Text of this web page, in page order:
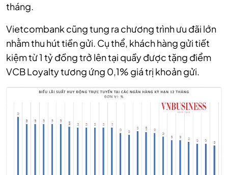
tháng.
Vietcombank cũng tung ra chương trình ưu đãi lớn
nhằm thu hút tiền gửi. Cụ thể, khách hàng gửi tiết
kiệm từ 1 tỷ đồng trở lên tại quầy được tặng điểm
VCB Loyalty tương ứng 0,1% giá trị khoản gửi.